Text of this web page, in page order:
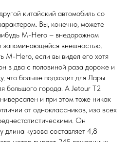
китайский автомобиль со
Вы, конечно, можете
M-Hero – внедорожном
запоминающейся внешностью.
M-Hero, если вы видел его хотя
в два с половиной раза дороже и
что больше подходит для Лары
большого города. А Jetour T2
и при этом тоже никак
от одноклассников, изо всех
Он
длина кузова составляет 4,8